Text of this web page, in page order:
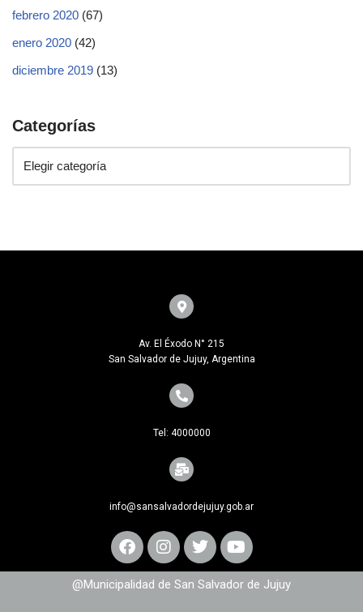
febrero 2020 (67)
enero 2020 (42)
diciembre 2019 (13)
Categorías
Av. El Éxodo N° 215
San Salvador de Jujuy, Argentina
Tel: 4000000
info@sansalvadordejujuy.gob.ar
@Municipalidad de San Salvador de Jujuy